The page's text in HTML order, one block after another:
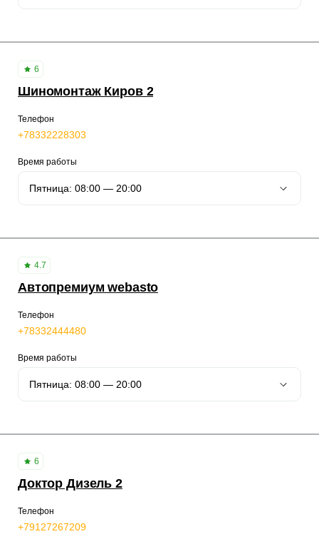
6
Шиномонтаж Киров 2
Телефон
+78332228303
Время работы
4.7
Автопремиум webasto
Телефон
+78332444480
Время работы
6
Доктор Дизель 2
Телефон
+79127267209